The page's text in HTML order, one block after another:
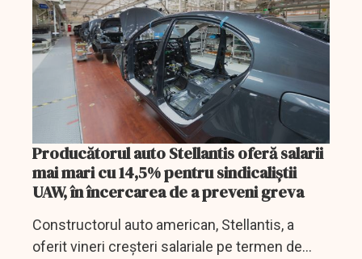
Producătorul auto Stellantis oferă salarii
mai mari cu 14,5% pentru sindicaliștii
UAW, în încercarea de a preveni greva
Constructorul auto american, Stellantis, a
oferit vineri creșteri salariale pe termen de